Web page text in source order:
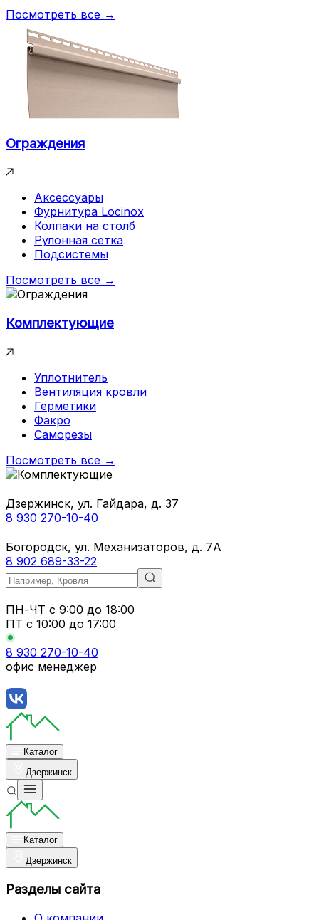
Посмотреть все →
Ограждения
Аксессуары
Фурнитура Locinox
Колпаки на столб
Рулонная сетка
Подсистемы
Посмотреть все →
Комплектующие
Уплотнитель
Вентиляция кровли
Герметики
Факро
Саморезы
Посмотреть все →
Дзержинск, ул. Гайдара, д. 37
8 930 270-10-40
Богородск, ул. Механизаторов, д. 7А
8 902 689-33-22
ПН-ЧТ с 9:00 до 18:00
ПТ с 10:00 до 17:00
8 930 270-10-40
офис менеджер
Каталог
Дзержинск
Каталог
Дзержинск
Разделы сайта